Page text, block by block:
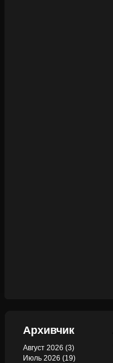
Архивчик
Август 2026 (3)
Июль 2026 (19)